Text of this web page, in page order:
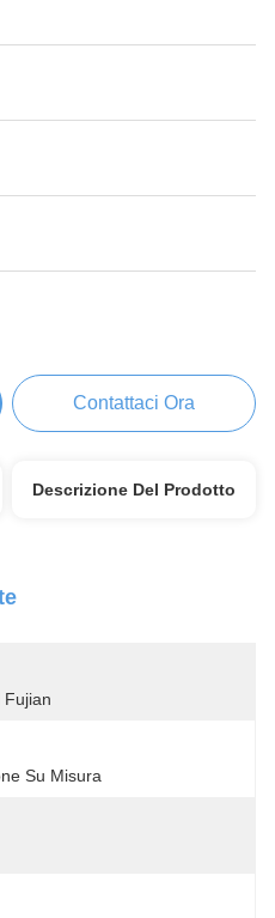
Contattaci Ora
Descrizione Del Prodotto
Fujian
Su Misura